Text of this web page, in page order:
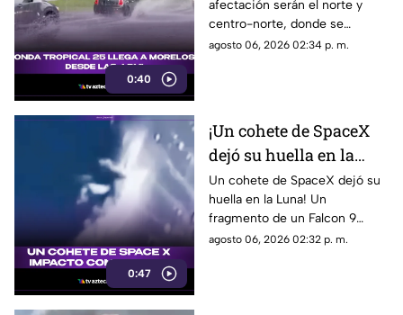
0:40
serán las zonas y horas
exactas
afectación serán el norte y
centro-norte, donde se
esperan chubascos intensos,
actividad eléctrica constante,
mientras que en Cuernavaca,
Jiutepec y Cuautla existe
riesgo de encharcamientos e
inundaciones repentinas.
agosto 06, 2026 02:34 p. m.
0:47
¡Un cohete de SpaceX
dejó su huella en la
Luna!
Un cohete de SpaceX dejó su
huella en la Luna! Un
fragmento de un Falcon 9
impactó el satélite natural a
agosto 06, 2026 02:32 p. m.